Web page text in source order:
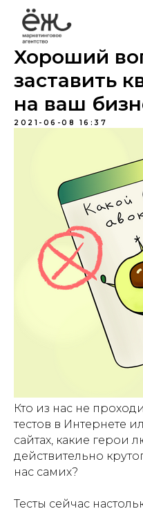
Хороший
заставить
на ваш
2021-06-08 16:37
Кто из нас не
тестов в Интернете
сайтах, какие герои
действительно
нас самих?
Тесты сейчас